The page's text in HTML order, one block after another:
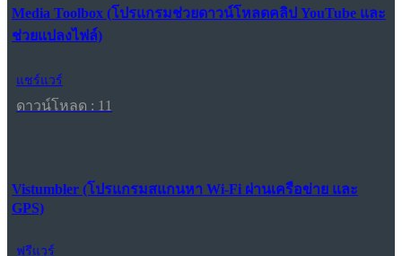
Media Toolbox (โปรแกรมช่วยดาวน์โหลดคลิป YouTube และ
ช่วยแปลงไฟล์)
แชร์แวร์
ดาวน์โหลด : 11
Vistumbler (โปรแกรมสแกนหา Wi-Fi ผ่านเครือข่าย และ
GPS)
ฟรีแวร์